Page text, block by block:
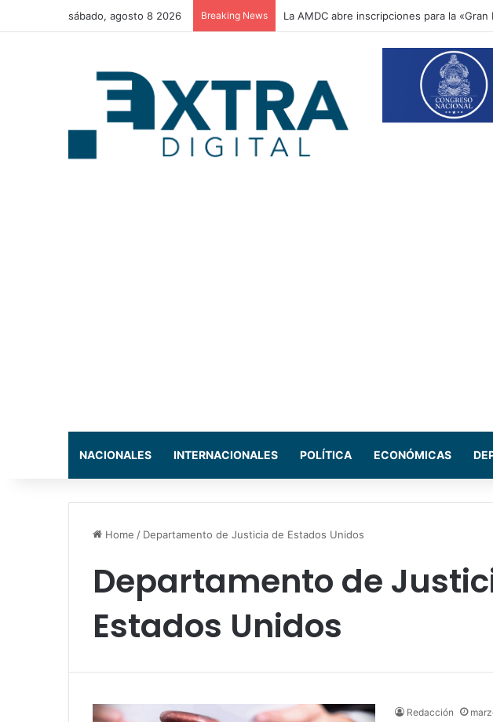
sábado, agosto 8 2026 Breaking News La AMDC abre inscripciones para la
NACIONALES INTERNACIONALES POLÍTICA ECONÓMICAS
Home / Departamento de Justicia de Estados Unidos
Departamento de
Estados Unidos
Redacción